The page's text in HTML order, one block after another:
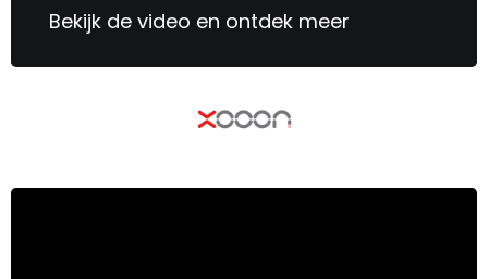
Bekijk de video en ontdek meer